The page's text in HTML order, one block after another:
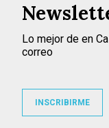
Lo mejor de en
correo
INSCRIBIRME